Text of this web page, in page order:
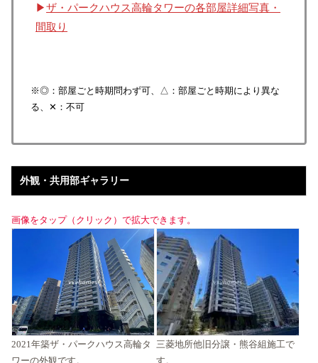
▶ザ・パークハウス高輪タワーの各部屋詳細写真・
間取り
※◎：部屋ごと時期問わず可、△：部屋ごと時期により異な
る、✕：不可
外観・共用部ギャラリー
画像をタップ（クリック）で拡大できます。
2021年築ザ・パークハウス高輪タ
ワーの外観です。
三菱地所他旧分譲・熊谷組施工で
す。